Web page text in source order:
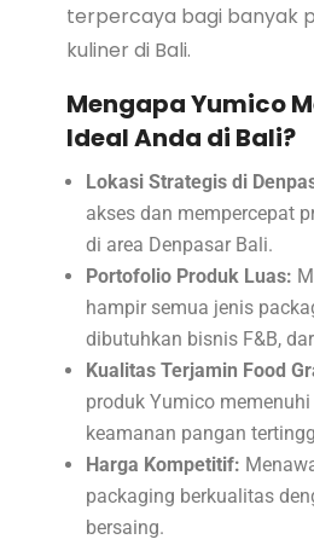
terpercaya bagi banyak
kuliner di Bali.
Mengapa Yumico
Ideal Anda di Bali?
Lokasi Strategis di
akses dan mempercepat
di area Denpasar Bali.
Portofolio Produk Luas:
hampir semua jenis
dibutuhkan bisnis F&B,
Kualitas Terjamin Food
produk Yumico
keamanan pangan
Harga Kompetitif:
packaging berkualitas
bersaing.